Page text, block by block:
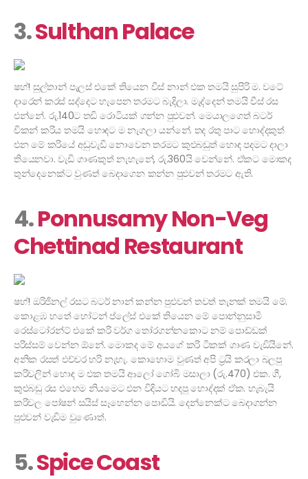
3.Sulthan Palace
ෂහ්! සුල්තාන් පැලස් එකේ තියෙන චීස් නාන් එක තමයි සුපිරි ම. වටේ
දාරෙන් කරස් සද්දෙට හැපෙන තරමට බැදිලා. මැද්දෙන් තමයි චීස් රස
එන්නේ. රු.140ට තඩි රොටියක් ගන්න පුළුවන්. මෙයාලගෙත් බටර්
චිකන් කරිය තමයි හොඳට ම නැගලා යන්නේ. තද රතු පාට හොද්දකුත්
එන මේ කරියේ අඩුවැඩි නොවෙන තරමට කුළුබඩුත් හොඳ පදමට දාලා
තියෙනවා. වැඩි ගාණකුත් නැහැනේ, රු.360යි වෙන්නේ. ඒකට මොකද
තුන්දෙනෙක්ට වුණත් බෙදාගෙන කන්න පුළුවන් තරමට ඇති.
4.Ponnusamy Non-Veg
Chettinad Restaurant
ෂහ්! ඔරිජිනල් රසට බටර් නාන් කන්න පුළුවන් තවත් තැනක් තමයි මේ.
කොළඹ හතේ හෝටන් ප්ලේස් එකේ තියෙන මේ පොන්නුසාමි
රෙස්ටෝරන්ට් එකේ කරි වර්ග තෝරගන්නකොට නම් පොඩ්ඩක්
පරිස්සම් වෙන්න ඕනේ. මොකද මේ අයගේ කරි ටිකක් ගාණ වැඩියිනේ.
අනික රසත් එච්චර හරි නැහැ. කොහොම වුණත් අපි ට්‍රයි කරලා බලපු
කරිවලින් හොඳ ම එක තමයි ආලෝ ගෝබි මසාලා (රු.470) එක. ගී,
කුළුබඩු රස එහෙම නියමෙට එන විදියට හදපු හොද්දක් ඒක. හැබැයි
කරිවල පෝෂන් සයිස් සෑහෙන්න පොඩියි. දෙන්නෙක්ට බෙදාගන්න
පුළුවන් වැඩිම වුණොත්.
5.Spice Coast